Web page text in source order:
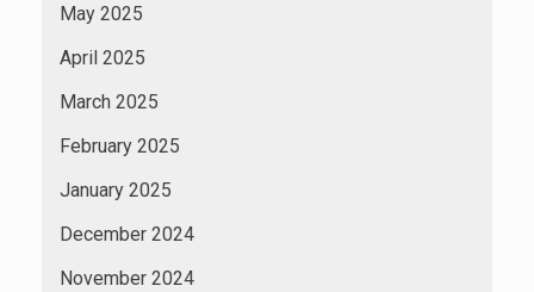
May 2025
April 2025
March 2025
February 2025
January 2025
December 2024
November 2024